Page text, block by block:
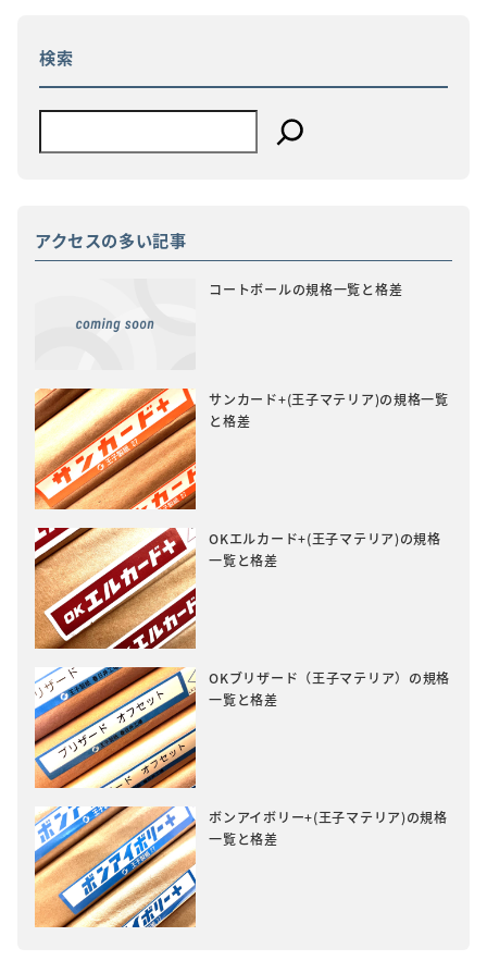
検索
アクセスの多い記事
コートボールの規格一覧と格差
サンカード+(王子マテリア)の規格一覧
と格差
OKエルカード+(王子マテリア)の規格
一覧と格差
OKブリザード（王子マテリア）の規格
一覧と格差
ボンアイボリー+(王子マテリア)の規格
一覧と格差